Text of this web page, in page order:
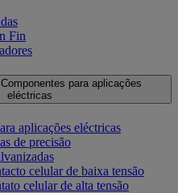
Fin
Componentes para aplicações
eléctricas
aplicações eléctricas
de precisão
celular de baixa tensão
celular de alta tensão